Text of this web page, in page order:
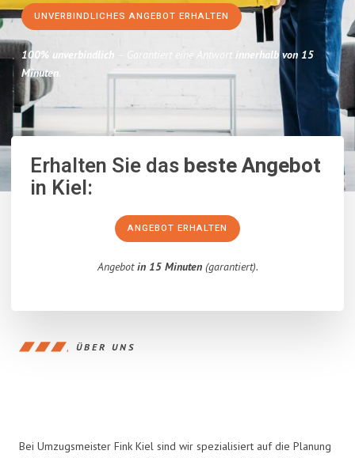
UNVERBINDLICHES ANGEBOT ERHALTEN
100% unverbindlich – Garantiert eine Antwort innerhalb von 15
Minuten.
Erhalten Sie dasbeste Angebot
in Kiel:
ANGEBOT ERHALTEN
Angebotin 15 Minuten(garantiert).
ÜBER UNS
Bei Umzugsmeister Fink Kiel sind wir spezialisiert auf die Planung